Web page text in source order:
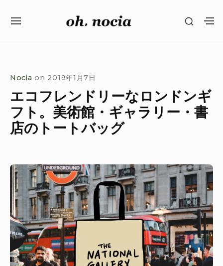
SITE
SHOW
Nocia on 2019年1月7日
エコフレンドリーなロンドンギ
フト。美術館・ギャラリー・書
店のトートバッグ